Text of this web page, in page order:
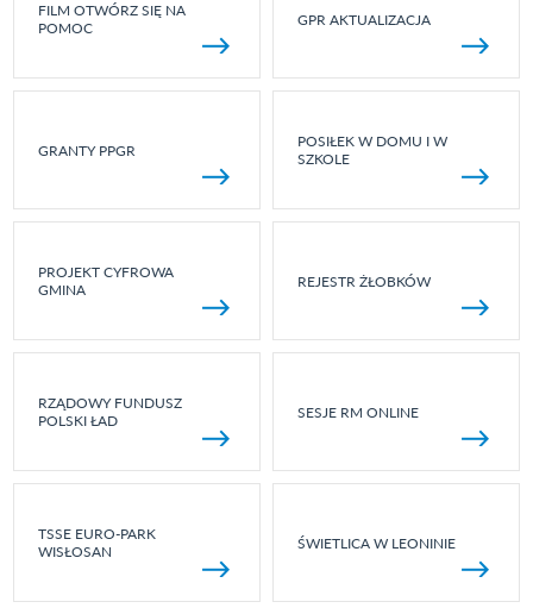
FILM OTWÓRZ SIĘ NA
POMOC
GPR AKTUALIZACJA
GRANTY PPGR
POSIŁEK W DOMU I W
SZKOLE
PROJEKT CYFROWA
GMINA
REJESTR ŻŁOBKÓW
RZĄDOWY FUNDUSZ
POLSKI ŁAD
SESJE RM ONLINE
TSSE EURO-PARK
WISŁOSAN
ŚWIETLICA W LEONINIE